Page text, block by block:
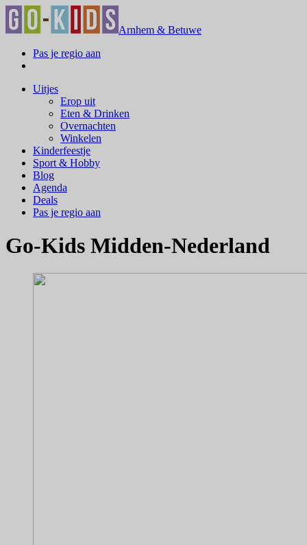
Arnhem & Betuwe
Pas je regio aan
Uitjes
Erop uit
Eten & Drinken
Overnachten
Winkelen
Kinderfeestje
Sport & Hobby
Blog
Agenda
Deals
Pas je regio aan
Go-Kids Midden-Nederland